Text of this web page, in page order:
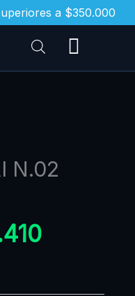
a $350.000
N.02actual